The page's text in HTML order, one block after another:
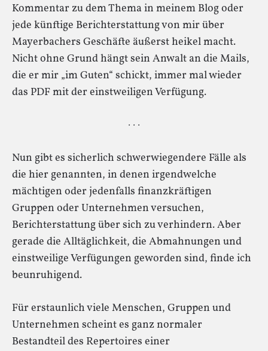
Kommentar zu dem Thema in meinem Blog oder
jede künftige Berichterstattung von mir über
Mayerbachers Geschäfte äußerst heikel macht.
Nicht ohne Grund hängt sein Anwalt an die Mails,
die er mir „im Guten“ schickt, immer mal wieder
das PDF mit der einstweiligen Verfügung.
· · ·
Nun gibt es sicherlich schwerwiegendere Fälle als
die hier genannten, in denen irgendwelche
mächtigen oder jedenfalls finanzkräftigen
Gruppen oder Unternehmen versuchen,
Berichterstattung über sich zu verhindern. Aber
gerade die Alltäglichkeit, die Abmahnungen und
einstweilige Verfügungen geworden sind, finde ich
beunruhigend.
Für erstaunlich viele Menschen, Gruppen und
Unternehmen scheint es ganz normaler
Bestandteil des Repertoires einer